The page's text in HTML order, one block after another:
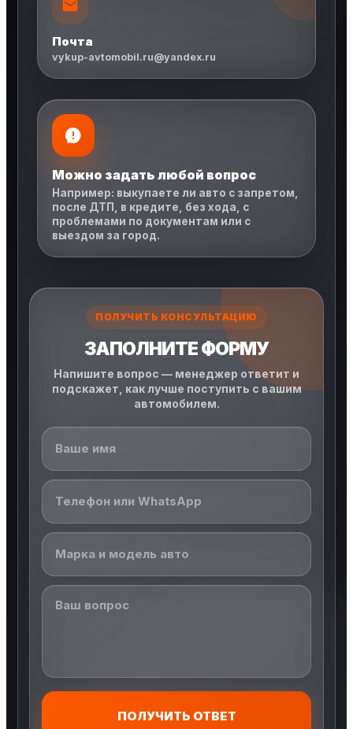
Почта
vykup-avtomobil.ru@yandex.ru
Можно задать любой вопрос
Например: выкупаете ли авто с запретом,
после ДТП, в кредите, без хода, с
проблемами по документам или с
выездом за город.
ПОЛУЧИТЬ КОНСУЛЬТАЦИЮ
ЗАПОЛНИТЕ ФОРМУ
Напишите вопрос — менеджер ответит и
подскажет, как лучше поступить с вашим
автомобилем.
ПОЛУЧИТЬ ОТВЕТ